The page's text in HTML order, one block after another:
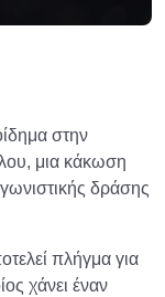
στην
μια κάκωση
δράσης
πλήγμα για
χάνει έναν